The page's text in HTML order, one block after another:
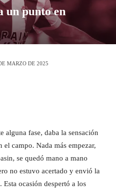
un punto en
MARZO DE 2025
alguna fase, daba la sensación
campo. Nada más empezar,
se quedó mano a mano
no estuvo acertado y envió la
ocasión despertó a los